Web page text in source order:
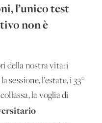
l’unico test
non è
della nostra vita: i
sessione, l’estate, i 33°
la voglia di